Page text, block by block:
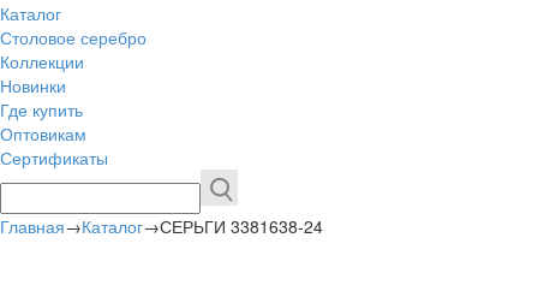
Каталог
Столовое серебро
Коллекции
Новинки
Где купить
Оптовикам
Сертификаты
Главная→Каталог→СЕРЬГИ 3381638-24